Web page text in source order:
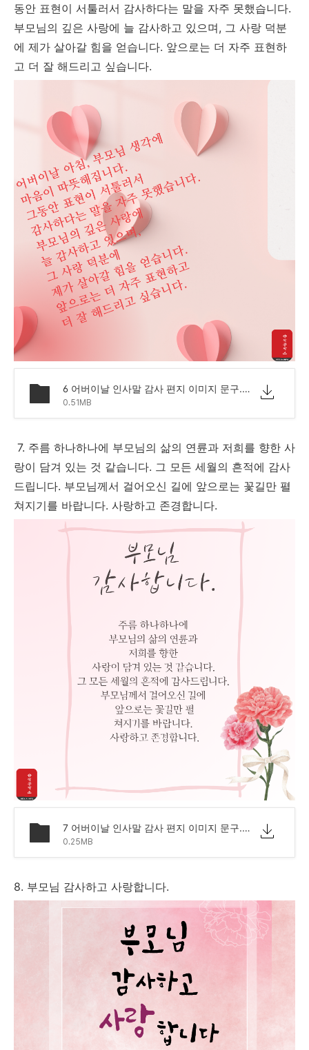
동안 표현이 서툴러서 감사하다는 말을 자주 못했습니다.
부모님의 깊은 사랑에 늘 감사하고 있으며, 그 사랑 덕분
에 제가 살아갈 힘을 얻습니다. 앞으로는 더 자주 표현하
고 더 잘 해드리고 싶습니다.
6 어버이날 인사말 감사 편지 이미지 문구.png
0.51MB
7. 주름 하나하나에 부모님의 삶의 연륜과 저희를 향한 사
랑이 담겨 있는 것 같습니다. 그 모든 세월의 흔적에 감사
드립니다. 부모님께서 걸어오신 길에 앞으로는 꽃길만 펼
쳐지기를 바랍니다. 사랑하고 존경합니다.
7 어버이날 인사말 감사 편지 이미지 문구.png
0.25MB
8. 부모님 감사하고 사랑합니다.